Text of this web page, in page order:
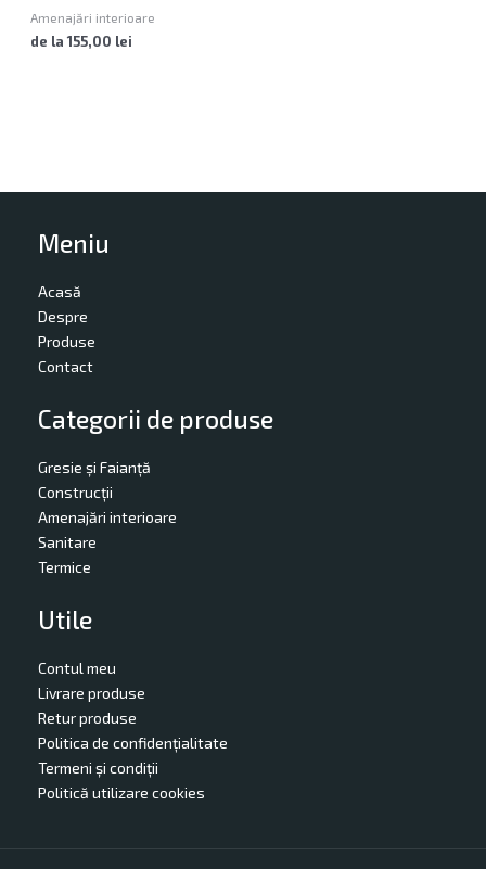
Amenajări interioare
de la155,00 lei
Meniu
Acasă
Despre
Produse
Contact
Categorii de produse
Gresie și Faianță
Construcții
Amenajări interioare
Sanitare
Termice
Utile
Contul meu
Livrare produse
Retur produse
Politica de confidențialitate
Termeni și condiții
Politică utilizare cookies